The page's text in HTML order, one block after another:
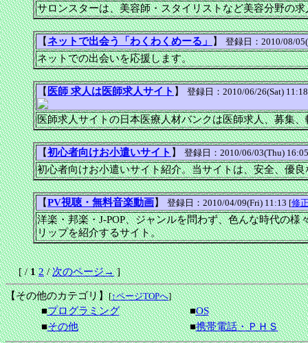
サロンスターは、美容師・スタイリストなど美容分野の
【ネットで出会う「わくわくめーる」 】 登録日：2010/08/
ネットでの出会いを応援します。
【 医師 求人は医師求人サイト 】 登録日：2010/06/26(Sat)
医師求人サイトの日本医療人材バンクは医師求人、募集
【初心者向けお小遣いサイト 】 登録日：2010/06/03(Thu)
初心者向けお小遣いサイト紹介。当サイトは、安全、優
【PV視聴・無料音楽動画】 登録日：2010/04/09(Fri) 11:13 [修
洋楽・邦楽・J-POP、ジャンルを問わず、色んな時代の
リップを紹介するサイト。
[ /1 2/次のページ→]
【その他のカテゴリ】[↑ページTOPへ]
■プログラミング ■OS
■その他 ■携帯電話・ＰＨＳ